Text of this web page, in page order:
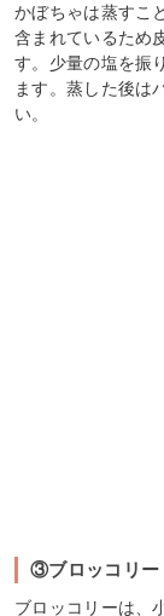
かぼちゃは蒸すこ
含まれているため
す。少量の塩を振
ます。蒸した後は
い。
③ブロッコリー
ブロッコリーは、